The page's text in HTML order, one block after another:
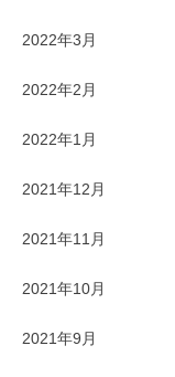
2022年3月
2022年2月
2022年1月
2021年12月
2021年11月
2021年10月
2021年9月